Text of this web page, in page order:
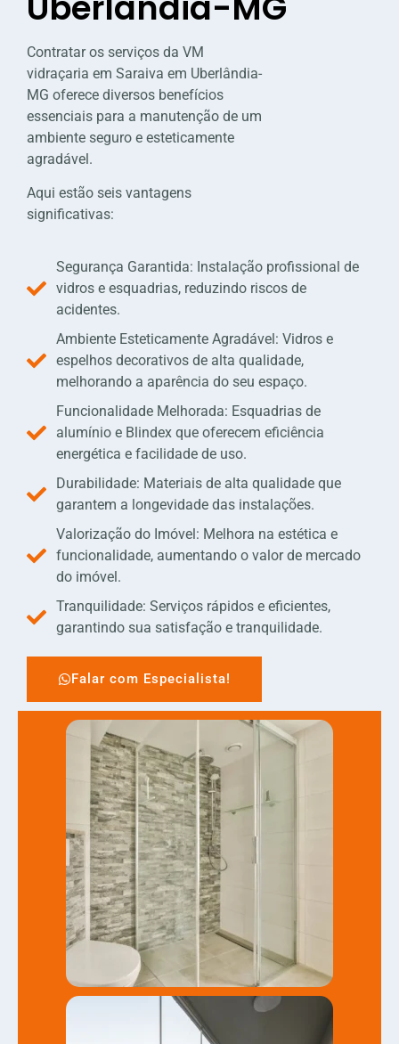
Contratar os serviços da VM
vidraçaria em Saraiva em Uberlândia-
MG oferece diversos benefícios
essenciais para a manutenção de um
ambiente seguro e esteticamente
agradável.
Aqui estão seis vantagens
significativas:
Segurança Garantida: Instalação profissional de
vidros e esquadrias, reduzindo riscos de
acidentes.
Ambiente Esteticamente Agradável: Vidros e
espelhos decorativos de alta qualidade,
melhorando a aparência do seu espaço.
Funcionalidade Melhorada: Esquadrias de
alumínio e Blindex que oferecem eficiência
energética e facilidade de uso.
Durabilidade: Materiais de alta qualidade que
garantem a longevidade das instalações.
Valorização do Imóvel: Melhora na estética e
funcionalidade, aumentando o valor de mercado
do imóvel.
Tranquilidade: Serviços rápidos e eficientes,
garantindo sua satisfação e tranquilidade.
Falar com Especialista!